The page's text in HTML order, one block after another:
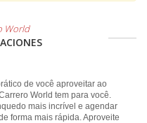
World
de você aproveitar ao
World tem para você.
mais incrível e agendar
forma mais rápida. Aproveite